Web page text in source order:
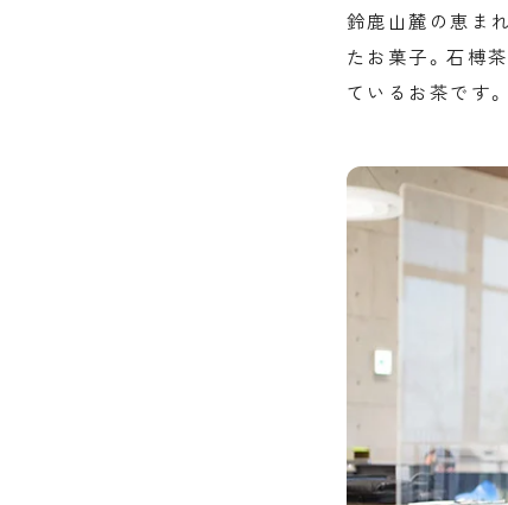
鈴鹿山麓の恵ま
たお菓子。石榑
ているお茶です。